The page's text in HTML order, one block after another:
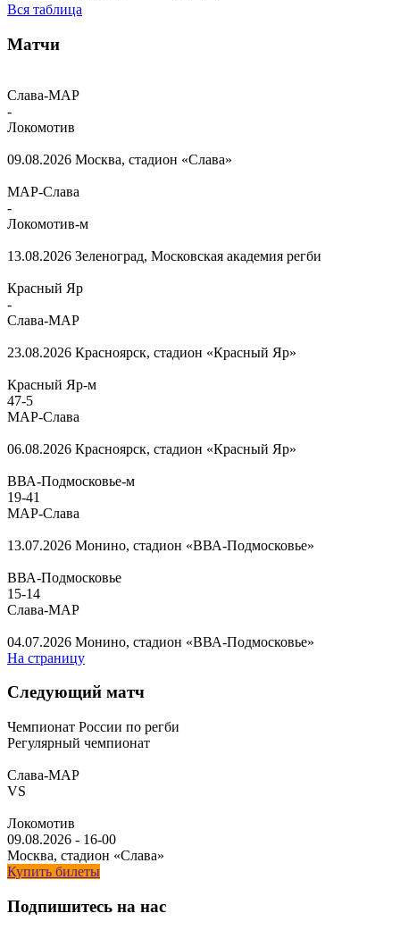
Вся таблица
Матчи
Слава-МАР
-
Локомотив
09.08.2026 Москва, стадион «Слава»
МАР-Слава
-
Локомотив-м
13.08.2026 Зеленоград, Московская академия регби
Красный Яр
-
Слава-МАР
23.08.2026 Красноярск, стадион «Красный Яр»
Красный Яр-м
47-5
МАР-Слава
06.08.2026 Красноярск, стадион «Красный Яр»
ВВА-Подмосковье-м
19-41
МАР-Слава
13.07.2026 Монино, стадион «ВВА-Подмосковье»
ВВА-Подмосковье
15-14
Слава-МАР
04.07.2026 Монино, стадион «ВВА-Подмосковье»
На страницу
Следующий матч
Чемпионат России по регби
Регулярный чемпионат
Слава-МАР
VS
Локомотив
09.08.2026 - 16-00
Москва, стадион «Слава»
Купить билеты
Подпишитесь на нас